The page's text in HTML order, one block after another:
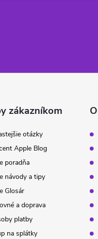
zákazníkom
otázky
Apple Blog
poradňa
návody a tipy
Glosár
a doprava
platby
na splátky